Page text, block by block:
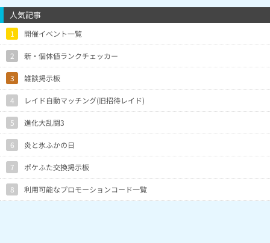
人気記事
1 開催イベント一覧
2 新・個体値ランクチェッカー
3 雑談掲示板
4 レイド自動マッチング(旧招待レイド)
5 進化大乱闘3
6 炎と氷ふかの日
7 ポケふた交換掲示板
8 利用可能なプロモーションコード一覧